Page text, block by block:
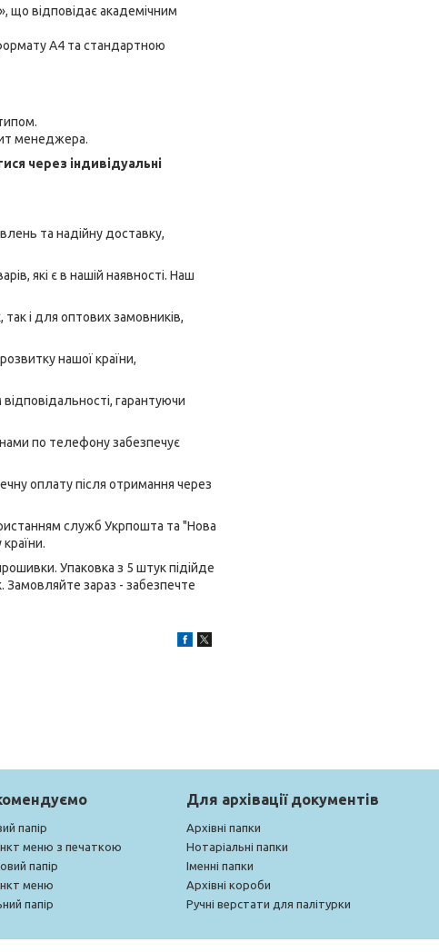
що відповідає академічним
А4 та стандартною
менеджера.
через індивідуальні
та надійну доставку,
які є в нашій наявності. Наш
і для оптових замовників,
нашої країни,
гарантуючи
по телефону забезпечує
оплату після отримання через
служб Укрпошта та "Нова
Упаковка з 5 штук підійде
Замовляйте зараз - забезпечте
папір
меню з печаткою
папір
меню
папір
Для архівації документів
Архівні папки
Нотаріальні папки
Іменні папки
Архівні короби
Ручні верстати для палітурки